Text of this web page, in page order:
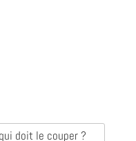
doit le couper ?